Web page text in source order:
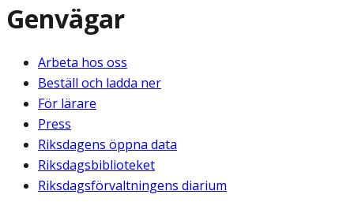
Genvägar
Arbeta hos oss
Beställ och ladda ner
För lärare
Press
Riksdagens öppna data
Riksdagsbiblioteket
Riksdagsförvaltningens diarium